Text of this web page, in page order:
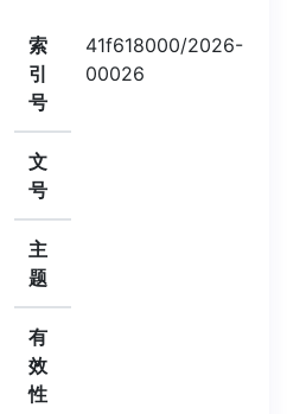
索
引
号
41f618000/2026-
00026
文
号
主
题
有
效
性